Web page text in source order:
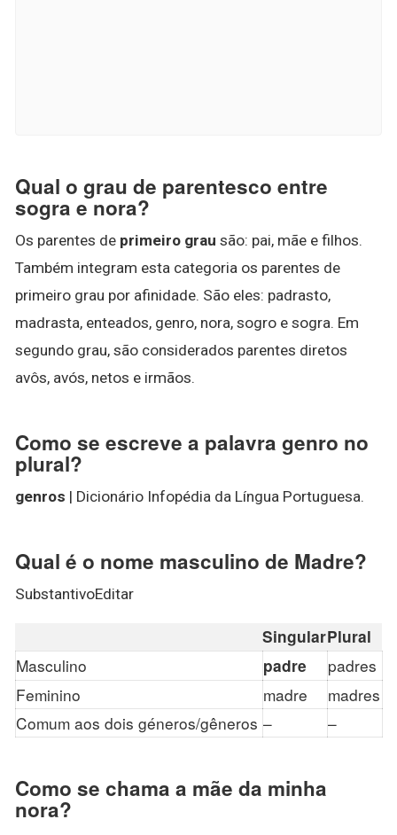
Qual o grau de parentesco entre
sogra e nora?
Os parentes de primeiro grau são: pai, mãe e filhos.
Também integram esta categoria os parentes de
primeiro grau por afinidade. São eles: padrasto,
madrasta, enteados, genro, nora, sogro e sogra. Em
segundo grau, são considerados parentes diretos
avôs, avós, netos e irmãos.
Como se escreve a palavra genro no
plural?
genros | Dicionário Infopédia da Língua Portuguesa.
Qual é o nome masculino de Madre?
SubstantivoEditar
SingularPlural
Masculino padre
padres
Feminino
madre
madres
Comum aos dois géneros/gêneros – –
Como se chama a mãe da minha
nora?